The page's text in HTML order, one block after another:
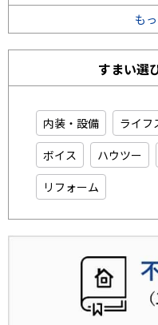
も
すまい選
内装・設備 ライフ
ボイス
ハウツー
リフォーム